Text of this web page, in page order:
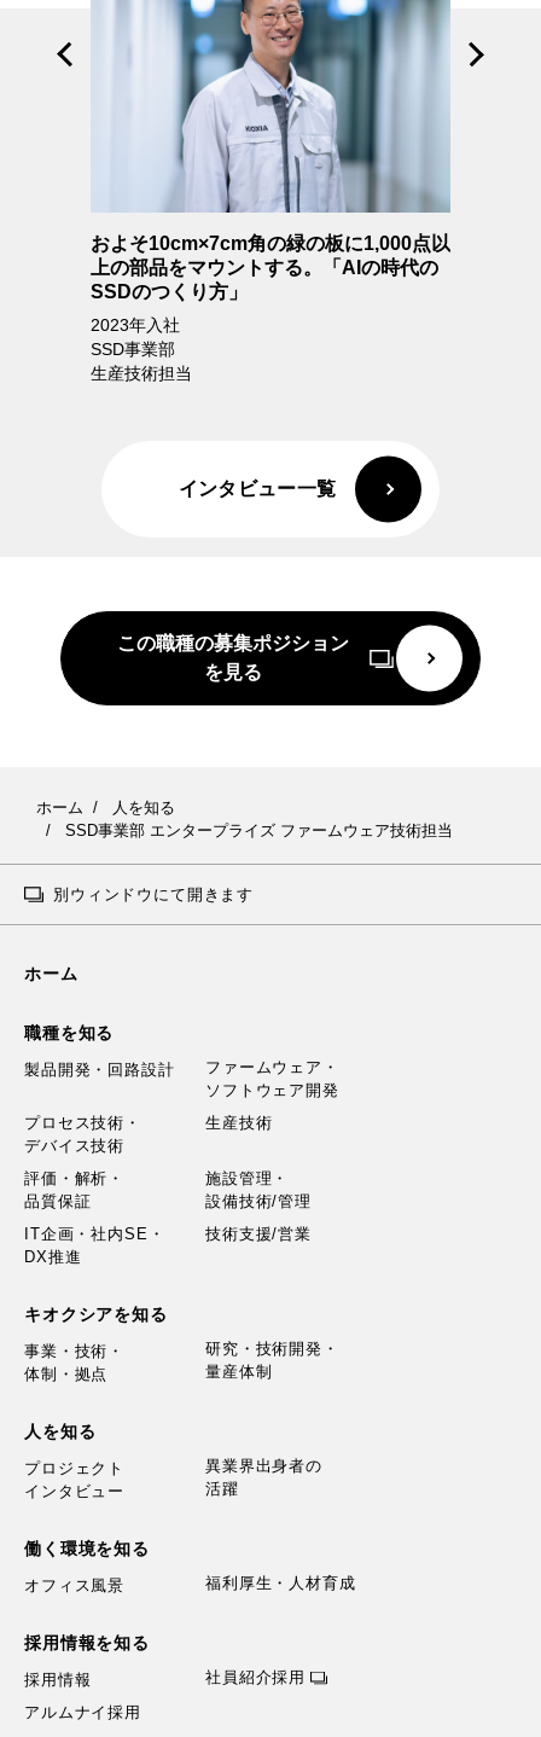
Previous
およそ10cm×7cm角の緑の板に1,000点以
上の部品をマウントする。「AIの時代の
SSDのつくり方」
2023年入社
SSD事業部
生産技術担当
Next
インタビュー一覧
この職種の募集ポジション
を見る
ホーム
人を知る
SSD事業部 エンタープライズ ファームウェア技術担当
別ウィンドウにて開きます
ホーム
職種を知る
製品開発・回路設計
ファームウェア・
ソフトウェア開発
プロセス技術・
デバイス技術
生産技術
評価・解析・
品質保証
施設管理・
設備技術/管理
IT企画・社内SE・
DX推進
技術支援/営業
キオクシアを知る
事業・技術・
体制・拠点
研究・技術開発・
量産体制
人を知る
プロジェクト
インタビュー
異業界出身者の
活躍
働く環境を知る
オフィス風景 福利厚生・人材育成
採用情報を知る
採用情報
社員紹介採用
アルムナイ採用